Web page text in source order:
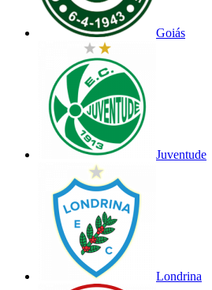
Goiás
Juventude
Londrina